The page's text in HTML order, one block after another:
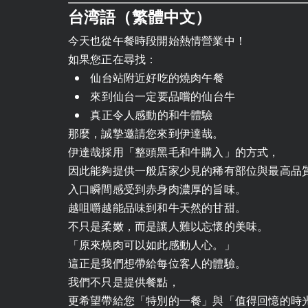
台湾語（繁體中文）
今天也從午餐時段開始熱情營業中！
如果您正在尋找：
仙台站附近好吃的燒肉午餐
來到仙台一定要品嚐的仙台牛
真正令人感動的和牛體驗
那麼，誠摯邀請您來到伊達哉。
伊達哉採用「整頭黑毛和牛購入」的方式，
因此能夠提供一般店家少見的稀有部位與最高品
入口瞬間感受到赤身肉濃厚的旨味。
越咀嚼越能品味到和牛天然的甘甜。
不只是柔嫩，而是讓人難以忘懷的美味。
「原來燒肉可以如此感動人心。」
這正是我們想帶給每位客人的體驗。
我們不只是提供餐點，
更希望帶給您「特別的一餐」與「值得回憶的時